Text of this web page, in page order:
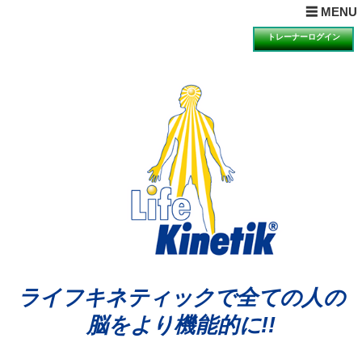
トレーナーログイン
ライフキネティックで全ての人の
脳をより機能的に!!
☰ MENU
× MENUを閉じる
理論とは
ライフキネティックQ&A
期待できる効果
科学的検証の一例
講習会の受講について
講習会のお知らせと申込
動画視聴による説明・体験のお知らせと申込
体験会のお知らせと申込
公認トレーナー紹介
ライセンス再取得希望者へ